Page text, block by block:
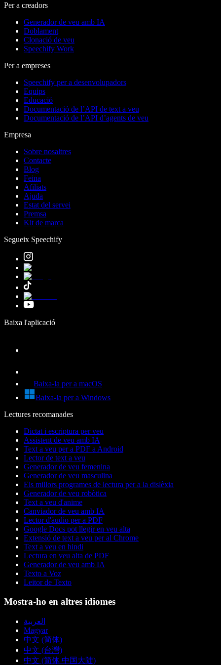
Per a creadors
Generador de veu amb IA
Doblament
Clonació de veu
Speechify Work
Per a empreses
Speechify per a desenvolupadors
Equips
Educació
Documentació de l’API de text a veu
Documentació de l’API d’agents de veu
Empresa
Sobre nosaltres
Contacte
Blog
Feina
Afiliats
Ajuda
Estat del servei
Premsa
Kit de marca
Segueix Speechify
Baixa l'aplicació
Baixa-la per a macOS
Baixa-la per a Windows
Lectures recomanades
Dictat i escriptura per veu
Assistent de veu amb IA
Text a veu per a PDF a Android
Lector de text a veu
Generador de veu femenina
Generador de veu masculina
Els millors programes de lectura per a la dislèxia
Generador de veu robòtica
Text a veu d'anime
Canviador de veu amb IA
Lector d'àudio per a PDF
Google Docs pot llegir en veu alta
Extensió de text a veu per al Chrome
Text a veu en hindi
Lectura en veu alta de PDF
Generador de veu amb IA
Texto a Voz
Leitor de Texto
Mostra-ho en altres idiomes
العربية
Magyar
中文 (简体)
中文 (台灣)
中文 (简体 中国大陆)